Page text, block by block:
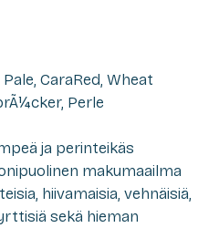
CaraRed, Wheat
Perle
ja perinteikäs
makumaailma
hiivamaisia, vehnäisiä,
sekä hieman